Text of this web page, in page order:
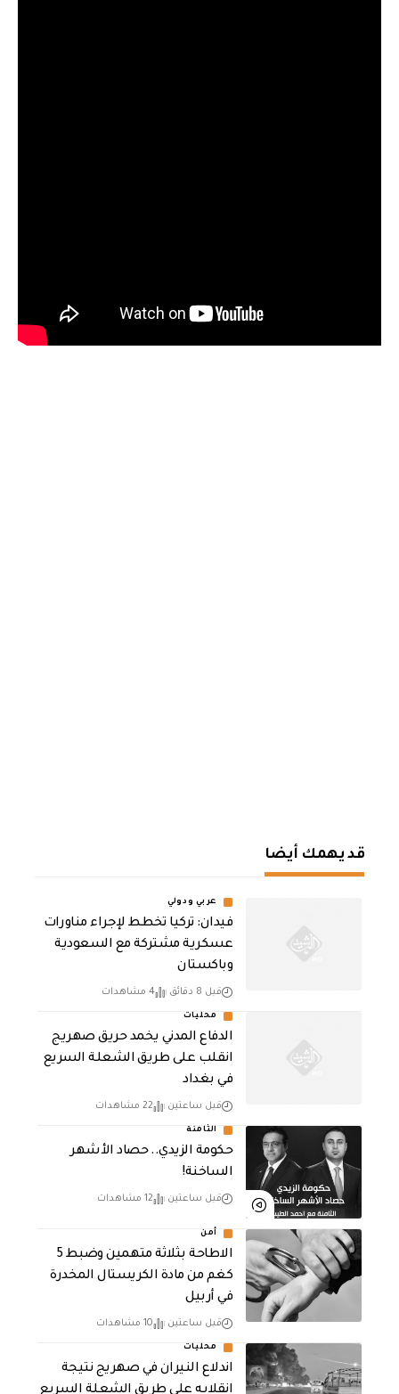
قد يهمك أيضا
عربي ودولي
فيدان: تركيا تخطط لإجراء مناورات
عسكرية مشتركة مع السعودية
وباكستان
قبل 8 دقائق 4 مشاهدات
محليات
الدفاع المدني يخمد حريق صهريج
انقلب على طريق الشعلة السريع
في بغداد
قبل ساعتين 22 مشاهدات
الثامنة
حكومة الزيدي.. حصاد الأشهر
الساخنة!
قبل ساعتين 12 مشاهدات
أمن
الاطاحة بثلاثة متهمين وضبط 5
كغم من مادة الكريستال المخدرة ​
في أربيل
قبل ساعتين 10 مشاهدات
محليات
اندلاع النيران في صهريج نتيجة
انقلابه على طريق الشعلة السريع